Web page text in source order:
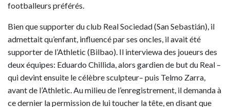
footballeurs préférés.
Bien que supporter du club Real Sociedad (San Sebastián), il
admettait qu’enfant, influencé par ses oncles, il avait été
supporter de l’Athletic (Bilbao). Il interviewa des joueurs des
deux équipes: Eduardo Chillida, alors gardien de but du Real –
qui devint ensuite le célèbre sculpteur– puis Telmo Zarra,
avant de l’Athletic. Au milieu de l’enregistrement, il demanda à
ce dernier la permission de lui toucher la tête, en disant que